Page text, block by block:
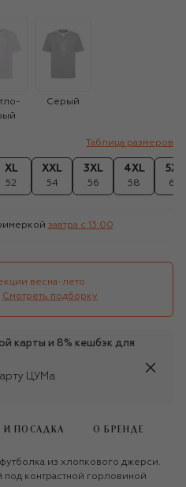
Серый
Таблица размеров
XL
52
XXL
54
3XL
56
4XL
58
5XL
60
завтра c 13:00
весна-лето
Смотреть подборку
карты и 8% кешбэк для
ЦУМа
И ПОСАДКА О БРЕНДЕ
из хлопкового джерси.
под контрастной горловиной